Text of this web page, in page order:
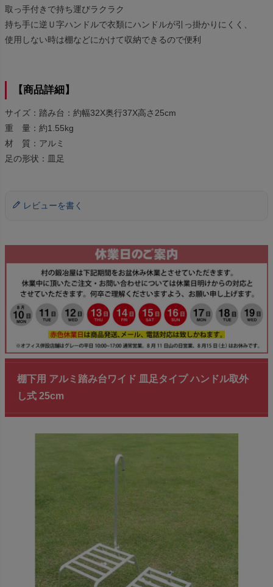
取っ手付きで持ち運びラクラク
持ち手に逆Ｕ字ハンドルで衣類にハンドルが引っ掛かりにくく、
使用しない時は棚などにかけて収納できるので便利
【商品詳細】
サイズ：踏み台：約幅32X奥行37X高さ25cm
重 量：約1.55kg
材 質：アルミ
足の形状：皿足
レビューを書く
棚下用 アルミ踏み台ワイド 皿足タイプ ハンドル取外
し式 25cm